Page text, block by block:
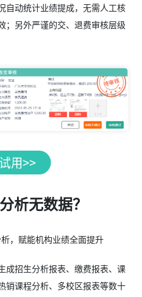
自动统计业绩提成，无需人工核
；另外严谨的交、退费审核层级
析无数据？
，赋能机构业绩全面提升
成招生分析报表、缴费报表、课
销课程分析、多校区报表等数十